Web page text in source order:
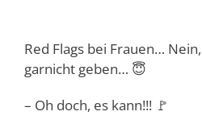
Red Flags bei Frauen…
garnicht geben… 😇
– Oh doch, es kann!!! 🚩